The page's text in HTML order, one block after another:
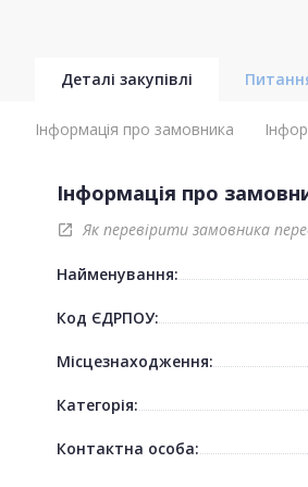
Деталі закупівлі
Інформація про замовника
Інформація про
open_in_new Як перевірити замовника
Найменування:
Код ЄДРПОУ:
Місцезнаходження:
Категорія:
Контактна особа: